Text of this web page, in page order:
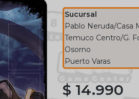
Sucursal
Pablo Neruda/Casa
Temuco Centro/G.
Osorno
Puerto Varas
$ 14.990